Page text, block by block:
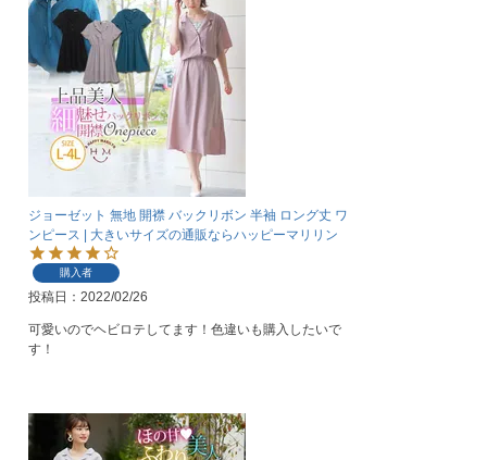
ジョーゼット 無地 開襟 バックリボン 半袖 ロング丈 ワ
ンピース | 大きいサイズの通販ならハッピーマリリン
購入者
投稿日 2022/02/26
可愛いのでヘビロテしてます！色違いも購入したいで
す！